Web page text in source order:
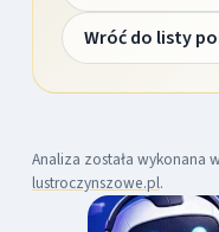
Wróć do listy
Analiza została wykonana
lustroczynszowe.pl.